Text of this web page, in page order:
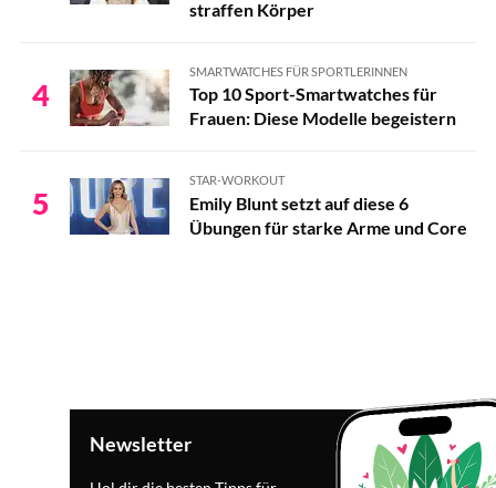
straffen Körper
4
SMARTWATCHES FÜR SPORTLERINNEN
Top 10 Sport-Smartwatches für
Frauen: Diese Modelle begeistern
5
STAR-WORKOUT
Emily Blunt setzt auf diese 6
Übungen für starke Arme und Core
Newsletter